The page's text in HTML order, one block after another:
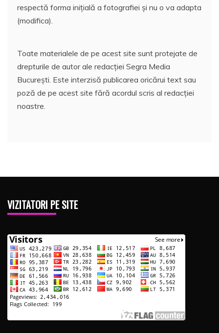
respectă forma inițială a fotografiei și nu o va adapta
(modifica).
Toate materialele de pe acest site sunt protejate de
drepturile de autor ale redacției Segra Media
București. Este interzisă publicarea oricărui text sau
poză de pe acest site fără acordul scris al redacției
noastre.
VIZITATORI PE SITE